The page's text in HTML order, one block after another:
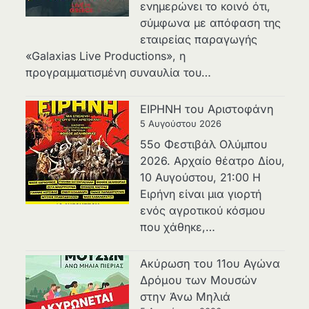
ενημερώνει το κοινό ότι,
σύμφωνα με απόφαση της
εταιρείας παραγωγής
«Galaxias Live Productions», η
προγραμματισμένη συναυλία του…
ΕΙΡΗΝΗ του Αριστοφάνη
5 Αυγούστου 2026
55ο Φεστιβάλ Ολύμπου
2026. Αρχαίο θέατρο Δίου,
10 Αυγούστου, 21:00 H
Ειρήνη είναι μια γιορτή
ενός αγροτικού κόσμου
που χάθηκε,…
Ακύρωση του 11ου Αγώνα
Δρόμου των Μουσών
στην Άνω Μηλιά